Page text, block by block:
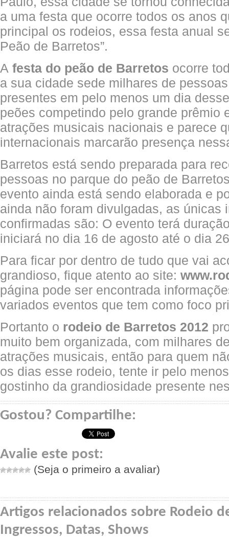
a uma festa que ocorre todos os anos
principal os rodeios, essa festa anual
Peão de Barretos”.
A festa do peão de Barretos ocorre
a sua cidade sede milhares de
presentes em pelo menos um dia
peões competindo pelo grande prêmio
atrações musicais nacionais e parece
internacionais marcarão presença
Barretos está sendo preparada para
pessoas no parque do peão de
evento ainda está sendo elaborada e
ainda não foram divulgadas, as únicas
confirmadas são: O evento terá
iniciará no dia 16 de agosto até o dia
Para ficar por dentro de tudo que vai
grandioso, fique atento ao site:
página pode ser encontrada
variados eventos que tem como foco
Portanto o rodeio de Barretos 2012
muito bem organizada, com milhares
atrações musicais, então para quem
os dias esse rodeio, tente ir pelo
gostinho da grandiosidade presente
Gostou? Compartilhe:
Avalie este post:
(Seja o primeiro a avaliar)
Artigos relacionados sobre Rodeio
Ingressos, Datas, Shows